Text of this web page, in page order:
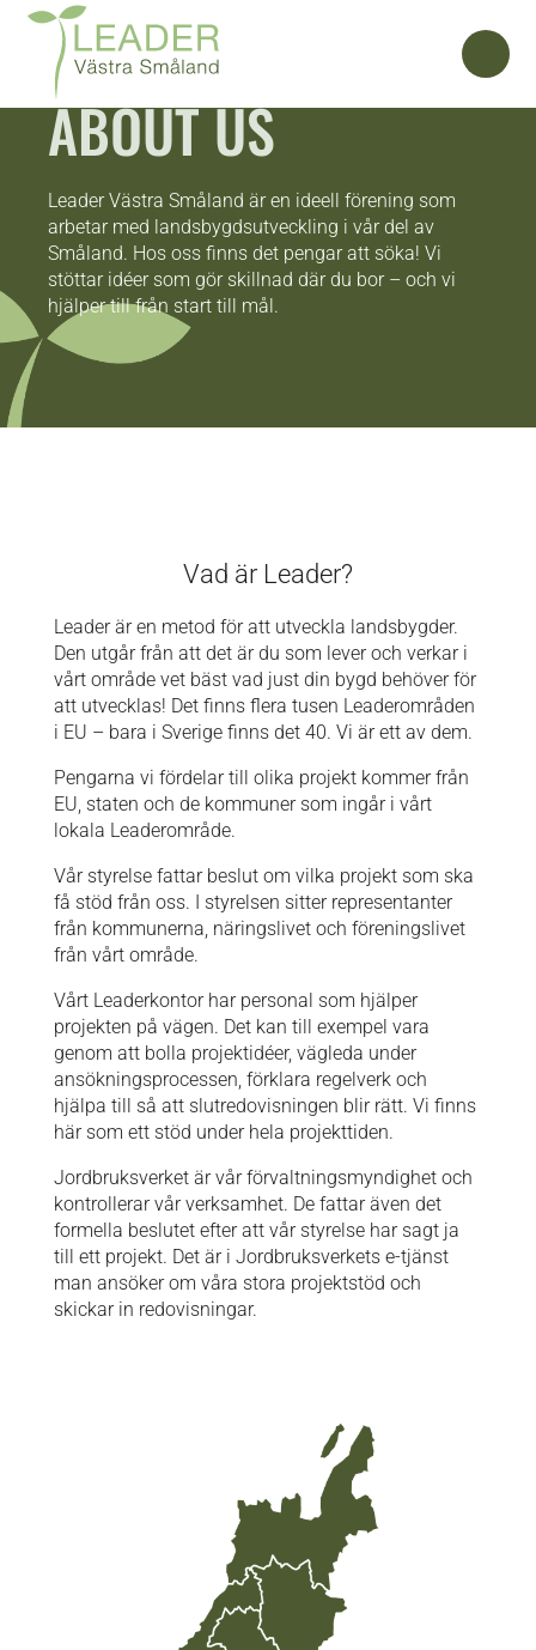
ABOUT US
Leader Västra Småland är en ideell förening som
arbetar med landsbygdsutveckling i vår del av
Småland. Hos oss finns det pengar att söka! Vi
stöttar idéer som gör skillnad där du bor – och vi
hjälper till från start till mål.
Vad är Leader?
Leader är en metod för att utveckla landsbygder.
Den utgår från att det är du som lever och verkar i
vårt område vet bäst vad just din bygd behöver för
att utvecklas! Det finns flera tusen Leaderområden
i EU – bara i Sverige finns det 40. Vi är ett av dem.
Pengarna vi fördelar till olika projekt kommer från
EU, staten och de kommuner som ingår i vårt
lokala Leaderområde.
Vår styrelse fattar beslut om vilka projekt som ska
få stöd från oss. I styrelsen sitter representanter
från kommunerna, näringslivet och föreningslivet
från vårt område.
Vårt Leaderkontor har personal som hjälper
projekten på vägen. Det kan till exempel vara
genom att bolla projektidéer, vägleda under
ansökningsprocessen, förklara regelverk och
hjälpa till så att slutredovisningen blir rätt. Vi finns
här som ett stöd under hela projekttiden.
Jordbruksverket är vår förvaltningsmyndighet och
kontrollerar vår verksamhet. De fattar även det
formella beslutet efter att vår styrelse har sagt ja
till ett projekt. Det är i Jordbruksverkets e-tjänst
man ansöker om våra stora projektstöd och
skickar in redovisningar.